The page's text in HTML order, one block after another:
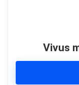
Vivus